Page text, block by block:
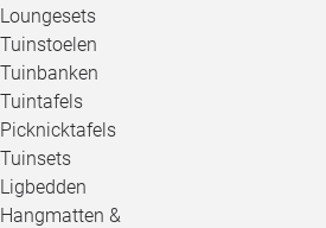
Loungesets
Tuinstoelen
Tuinbanken
Tuintafels
Picknicktafels
Tuinsets
Ligbedden
Hangmatten &